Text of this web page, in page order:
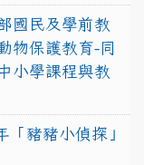
國民及學前教
物保護教育-同
小學課程與教
豬豬小偵探」